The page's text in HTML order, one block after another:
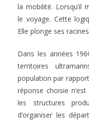
la mobilité. Lorsqu’il
le voyage. Cette
Elle plonge ses
Dans les années
territoires
population par
réponse choisie
les structures
d’organiser les